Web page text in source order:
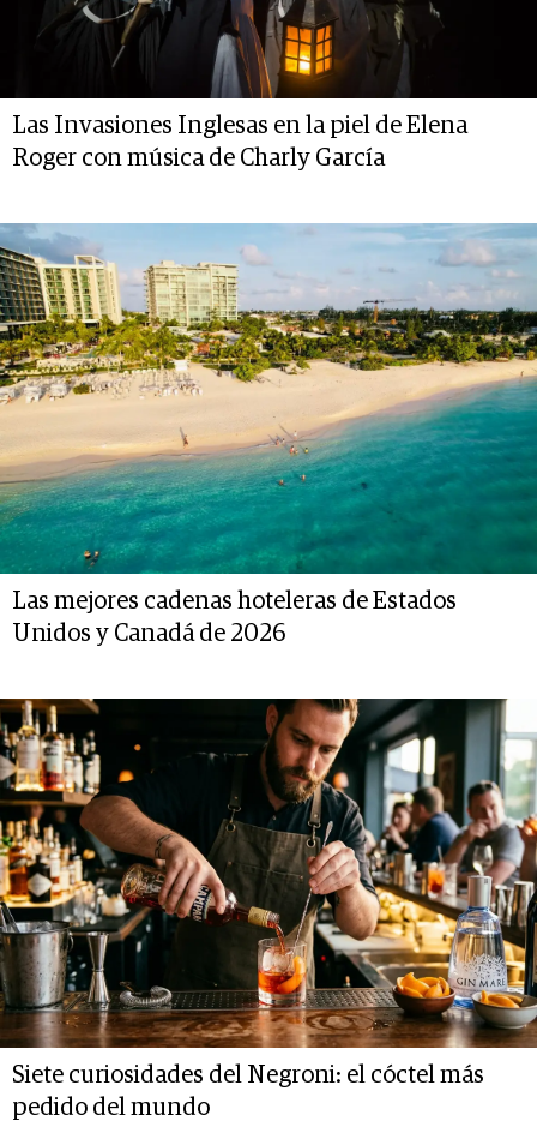
Las Invasiones Inglesas en la piel de Elena
Roger con música de Charly García
Las mejores cadenas hoteleras de Estados
Unidos y Canadá de 2026
Siete curiosidades del Negroni: el cóctel más
pedido del mundo